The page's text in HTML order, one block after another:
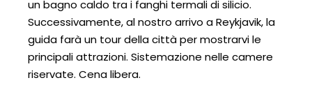
un bagno caldo tra i fanghi termali di silicio.
Successivamente, al nostro arrivo a Reykjavik, la
guida farà un tour della città per mostrarvi le
principali attrazioni. Sistemazione nelle camere
riservate. Cena libera.